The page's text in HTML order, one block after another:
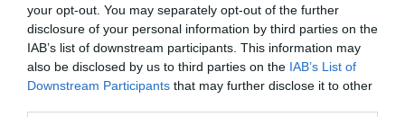
your opt-out. You may separately opt-out of the further
disclosure of your personal information by third parties on the
IAB’s list of downstream participants. This information may
also be disclosed by us to third parties on the IAB’s List of
Downstream Participants that may further disclose it to other
Tehát a módszer sokkal olcsóbb, egyszerűbb és tisztább,
mint a Haber–Bosch-eljárás.